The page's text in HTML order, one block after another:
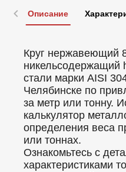
Описание
Круг нержавеющий
никельсодержащий
стали марки AISI
Челябинске по
за метр или тонну.
калькулятор
определения веса
или тоннах.
Ознакомьтесь с
характеристиками